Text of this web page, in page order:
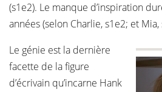
(s1e2). Le manque d’inspiration
années (selon Charlie, s1e2; et Mia,
Le génie est la dernière
facette de la figure
d’écrivain qu’incarne Hank